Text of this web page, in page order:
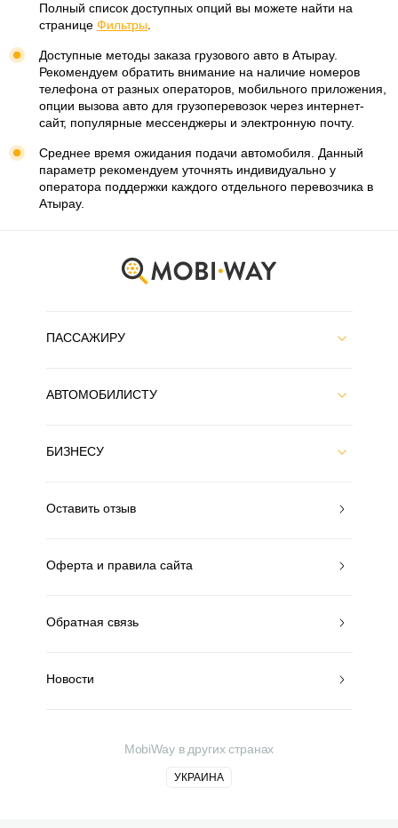
Полный список доступных опций вы можете найти на
странице Фильтры
Доступные методы заказа грузового авто в Атырау.
Рекомендуем обратить внимание на наличие номеров
телефона от разных операторов, мобильного приложения,
опции вызова авто для грузоперевозок через интернет-
сайт, популярные мессенджеры и электронную почту.
Среднее время ожидания подачи автомобиля. Данный
параметр рекомендуем уточнять индивидуально у
оператора поддержки каждого отдельного перевозчика в
Атырау.
ПАССАЖИРУ
АВТОМОБИЛИСТУ
БИЗНЕСУ
Оставить отзыв
Оферта и правила сайта
Обратная связь
Новости
MobiWay в других странах
УКРАИНА